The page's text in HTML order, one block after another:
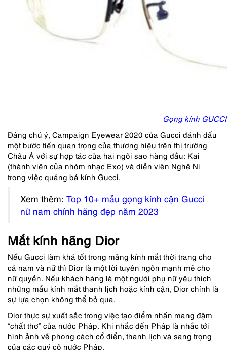
Gọng kính
Đáng chú ý, Campaign Eyewear 2020 của Gucci đánh dấu
một bước tiến quan trọng của thương hiệu trên thị trường
Châu Á với sự hợp tác của hai ngôi sao hàng đầu: Kai
(thành viên của nhóm nhạc Exo) và diễn viên Nghê Ni
trong việc quảng bá kính Gucci.
Xem thêm: Top 10+ mẫu gọng kính cận Gucci
nữ nam chính hãng đẹp năm 2023
Mắt kính hãng Dior
Nếu Gucci làm khá tốt trong mảng kính mắt thời trang cho
cả nam và nữ thì Dior là một lời tuyên ngôn mạnh mẽ cho
nữ quyền. Nếu khách hàng là một người phụ nữ yêu thích
những mẫu kính mắt thanh lịch hoặc kính cận, Dior chính là
sự lựa chọn không thể bỏ qua.
Dior thực sự xuất sắc trong việc tạo điểm nhấn mang đậm
“chất thơ” của nước Pháp. Khi nhắc đến Pháp là nhắc tới
hình ảnh về phong cách cổ điển, thanh lịch và sang trọng
của các quý cô nước Pháp.